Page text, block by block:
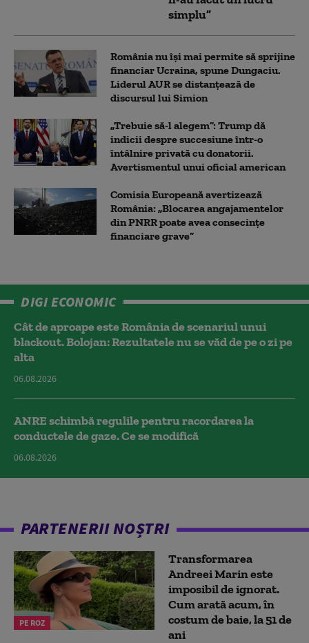
simplu”
România nu își mai permite să sprijine
financiar Ucraina, spune Dungaciu.
Liderul AUR se distanțează de
discursul lui Simion
„Trebuie să-l alegem”: Trump dă
indicii despre succesiune într-o
întâlnire privată cu donatorii.
Avertismentul unui oficial american
Comisia Europeană avertizează
România: „Blocarea angajamentelor
din PNRR poate avea consecințe
financiare grave”
DIGI ECONOMIC
Cât de aproape este România de scenariul unui
blackout. Bolojan: Rezultatele nu se văd de pe o zi pe
alta
06.08.2026
ANRE schimbă regulile pentru racordarea la
conductele de gaze. Ce se modifică
06.08.2026
PARTENERII NOȘTRI
PE ROZ
Transformarea
Andreei Marin este
imposibil de ignorat.
Cum arată acum, în
costum de baie, la 51 de
ani